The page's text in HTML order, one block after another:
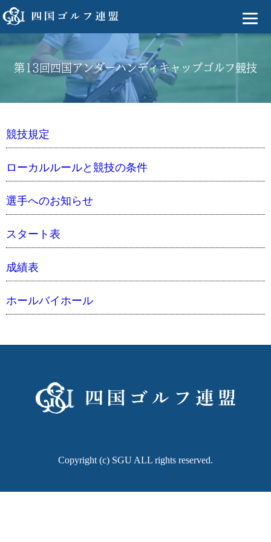
第13回四国アンダーハンディキャップゴルフ競技
競技規定
ローカルルールと競技の条件
選手へのお知らせ
スタート表
成績表
ホールバイホール
Copyright (c) SGU ALL rights reserved.